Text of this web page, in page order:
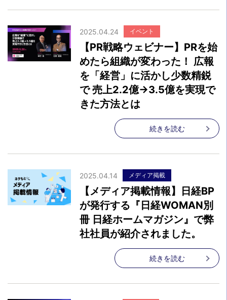
2025.04.24 イベント
【PR戦略ウェビナー】PRを始
めたら組織が変わった！ 広報
を「経営」に活かし少数精鋭
で 売上2.2億→3.5億を実現で
きた方法とは
続きを読む
2025.04.14 メディア掲載
【メディア掲載情報】日経BP
が発行する『日経WOMAN別
冊 日経ホームマガジン』で弊
社社員が紹介されました。
続きを読む